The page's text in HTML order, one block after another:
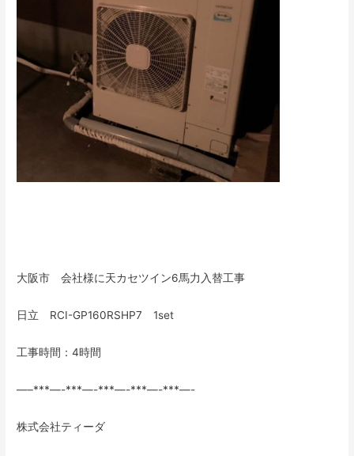
大阪市 会社様に天カセツイン6馬力入替工事
日立 RCI-GP160RSHP7 1set
工事時間：4時間
—–***—-***—-***—-***—-***—-
株式会社ティーダ